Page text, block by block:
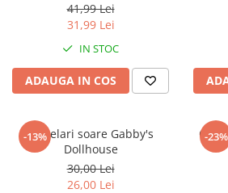
41,99 Lei
31,99 Lei
IN STOC
ADAUGA IN COS
-13%
Ochelari soare Gabby's
Dollhouse
30,00 Lei
26,00 Lei
-23%